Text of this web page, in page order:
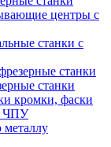
центры с
станки с
станки
станки
кромки, фаски
ЧПУ
металлу